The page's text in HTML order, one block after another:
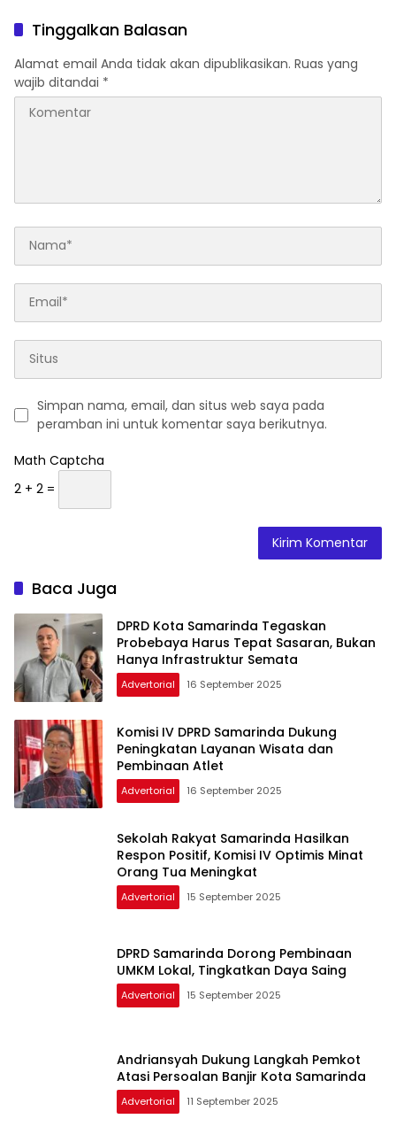
Tinggalkan Balasan
Alamat email Anda tidak akan dipublikasikan. Ruas yang
wajib ditandai *
Simpan nama, email, dan situs web saya pada
peramban ini untuk komentar saya berikutnya.
Math Captcha
2 + 2 =
Baca Juga
DPRD Kota Samarinda Tegaskan
Probebaya Harus Tepat Sasaran, Bukan
Hanya Infrastruktur Semata
Advertorial 16 September 2025
Komisi IV DPRD Samarinda Dukung
Peningkatan Layanan Wisata dan
Pembinaan Atlet
Advertorial 16 September 2025
Sekolah Rakyat Samarinda Hasilkan
Respon Positif, Komisi IV Optimis Minat
Orang Tua Meningkat
Advertorial 15 September 2025
DPRD Samarinda Dorong Pembinaan
UMKM Lokal, Tingkatkan Daya Saing
Advertorial 15 September 2025
Andriansyah Dukung Langkah Pemkot
Atasi Persoalan Banjir Kota Samarinda
Advertorial 11 September 2025